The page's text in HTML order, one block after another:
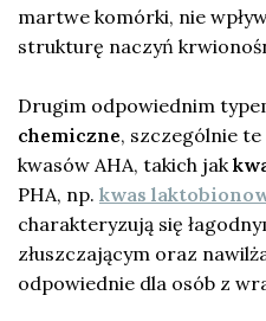
martwe komórki, nie
strukturę naczyń
Drugim odpowiednim
chemiczne, szczególnie
kwasów AHA, takich jak
PHA, np. kwas
charakteryzują się
złuszczającym oraz
odpowiednie dla osób z